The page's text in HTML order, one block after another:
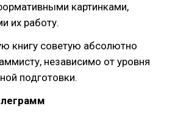
картинками,
их работу.
книгу советую абсолютно
независимо от уровня
подготовки.